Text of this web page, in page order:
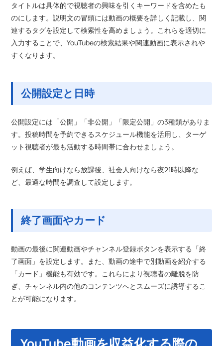
タイトルは具体的で視聴者の興味を引くキーワードを含めたも
のにします。説明文の冒頭には動画の概要を詳しく記載し、関
連するタグを設定して検索性を高めましょう。これらを適切に
入力することで、YouTubeの検索結果や関連動画に表示されや
すくなります。
公開設定と日時
公開設定には「公開」「非公開」「限定公開」の3種類がありま
す。投稿時間を予約できるスケジュール機能を活用し、ターゲ
ット視聴者が最も活動する時間帯に合わせましょう。
例えば、学生向けなら放課後、社会人向けなら夜21時以降な
ど、最適な時間を調査して設定します。
終了画面やカード
動画の最後に関連動画やチャンネル登録ボタンを表示する「終
了画面」を設定します。また、動画の途中で別動画を紹介する
「カード」機能も有効です。これらにより視聴者の離脱を防
ぎ、チャンネル内の他のコンテンツへとスムーズに誘導するこ
とが可能になります。